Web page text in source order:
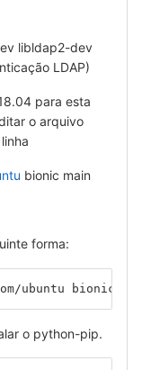
libldap2-dev
LDAP)
para esta
o arquivo
bionic main
forma:
ubuntu bionic
o python-pip.